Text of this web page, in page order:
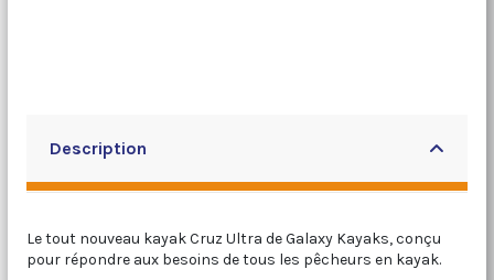
Description
Le tout nouveau kayak Cruz Ultra de Galaxy Kayaks, conçu
pour répondre aux besoins de tous les pêcheurs en kayak.